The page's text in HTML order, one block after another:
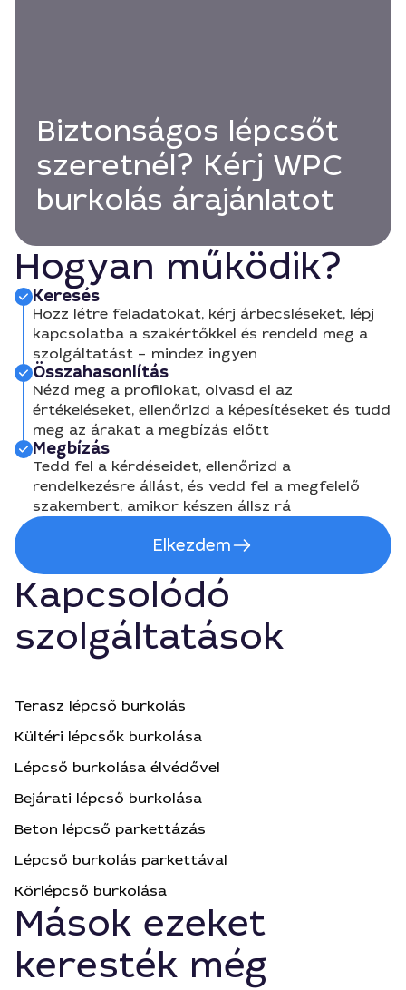
Biztonságos lépcsőt
szeretnél? Kérj WPC
burkolás árajánlatot
Hogyan működik?
Keresés
Hozz létre feladatokat, kérj árbecsléseket, lépj
kapcsolatba a szakértőkkel és rendeld meg a
szolgáltatást – mindez ingyen
Összahasonlítás
Nézd meg a profilokat, olvasd el az
értékeléseket, ellenőrizd a képesítéseket és tudd
meg az árakat a megbízás előtt
Megbízás
Tedd fel a kérdéseidet, ellenőrizd a
rendelkezésre állást, és vedd fel a megfelelő
szakembert, amikor készen állsz rá
Elkezdem
Kapcsolódó
szolgáltatások
Terasz lépcső burkolás
Kültéri lépcsők burkolása
Lépcső burkolása élvédővel
Bejárati lépcső burkolása
Beton lépcső parkettázás
Lépcső burkolás parkettával
Körlépcső burkolása
Mások ezeket
keresték még